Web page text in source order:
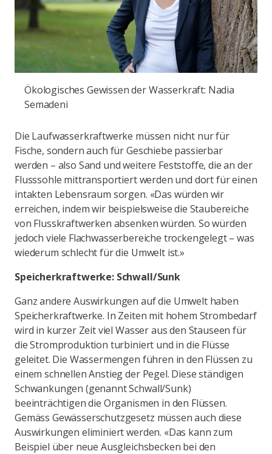
Ökologisches Gewissen der Wasserkraft: Nadia
Semadeni
Die Laufwasserkraftwerke müssen nicht nur für
Fische, sondern auch für Geschiebe passierbar
werden – also Sand und weitere Feststoffe, die an der
Flusssohle mittransportiert werden und dort für einen
intakten Lebensraum sorgen. «Das würden wir
erreichen, indem wir beispielsweise die Staubereiche
von Flusskraftwerken absenken würden. So würden
jedoch viele Flachwasserbereiche trockengelegt – was
wiederum schlecht für die Umwelt ist.»
Speicherkraftwerke: Schwall/Sunk
Ganz andere Auswirkungen auf die Umwelt haben
Speicherkraftwerke. In Zeiten mit hohem Strombedarf
wird in kurzer Zeit viel Wasser aus den Stauseen für
die Stromproduktion turbiniert und in die Flüsse
geleitet. Die Wassermengen führen in den Flüssen zu
einem schnellen Anstieg der Pegel. Diese ständigen
Schwankungen (genannt Schwall/Sunk)
beeinträchtigen die Organismen in den Flüssen.
Gemäss Gewässerschutzgesetz müssen auch diese
Auswirkungen eliminiert werden. «Das kann zum
Beispiel über neue Ausgleichsbecken bei den